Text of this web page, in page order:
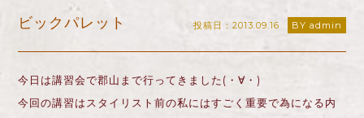
ビックパレット 投稿日：2013.09.16 BY admin
今日は講習会で郡山まで行ってきました(・∀・)
今回の講習はスタイリスト前の私にはすごく重要で為になる内